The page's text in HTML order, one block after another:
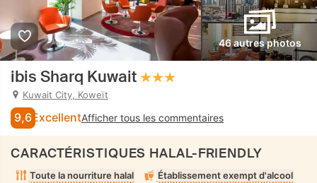
46 autres photos
ibis Sharq Kuwait
Kuwait City, Koweït
9,6 ExcellentAfficher tous les commentaires
CARACTÉRISTIQUES HALAL-FRIENDLY
Toute la nourriture halal
Établissement exempt d'alcool